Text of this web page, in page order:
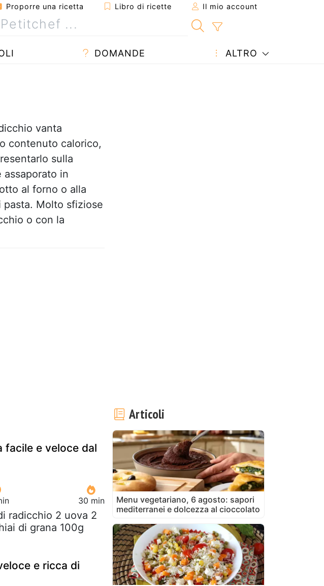
Proporre una ricetta Libro di ricette Il mio account
DOMANDE ALTRO
vanta
contenuto calorico,
sulla
assaporato in
al forno o alla
pasta. Molto sfiziose
o con la
facile e veloce dal
30 min
radicchio 2 uova 2
di grana 100g
e ricca di
Articoli
Menu vegetariano, 6 agosto: sapori
mediterranei e dolcezza al cioccolato